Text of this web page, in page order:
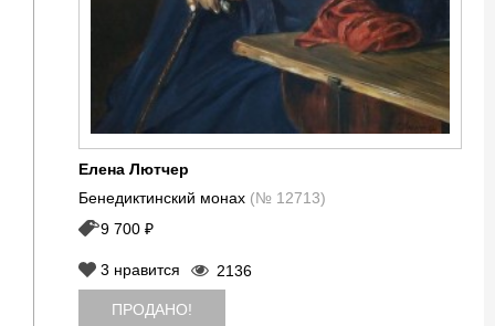
Елена Лютчер
Бенедиктинский монах (№ 12713)
9 700 ₽
3 нравится 2136
ПРОДАНО!